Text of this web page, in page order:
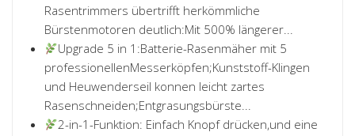
Rasentrimmers übertrifft herkömmliche
Bürstenmotoren deutlich:Mit 500% längerer...
Upgrade 5 in 1:Batterie-Rasenmäher mit 5
professionellenMesserköpfen;Kunststoff-Klingen
und Heuwenderseil konnen leicht zartes
Rasenschneiden;Entgrasungsbürste...
2-in-1-Funktion: Einfach Knopf drücken,und eine